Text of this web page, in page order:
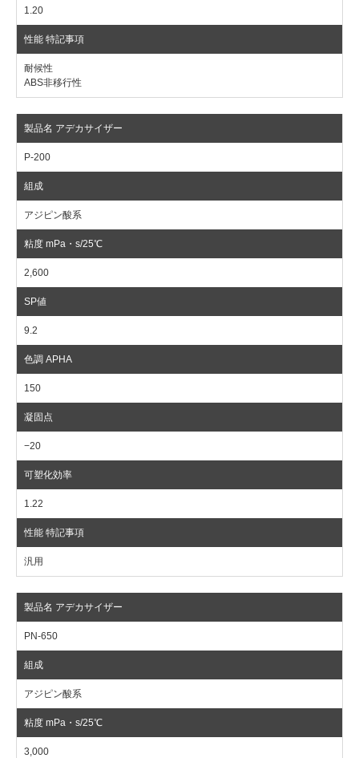
1.20
耐候性
ABS非移行性
P-200
アジピン酸系
2,600
9.2
150
−20
1.22
汎用
PN-650
アジピン酸系
3,000